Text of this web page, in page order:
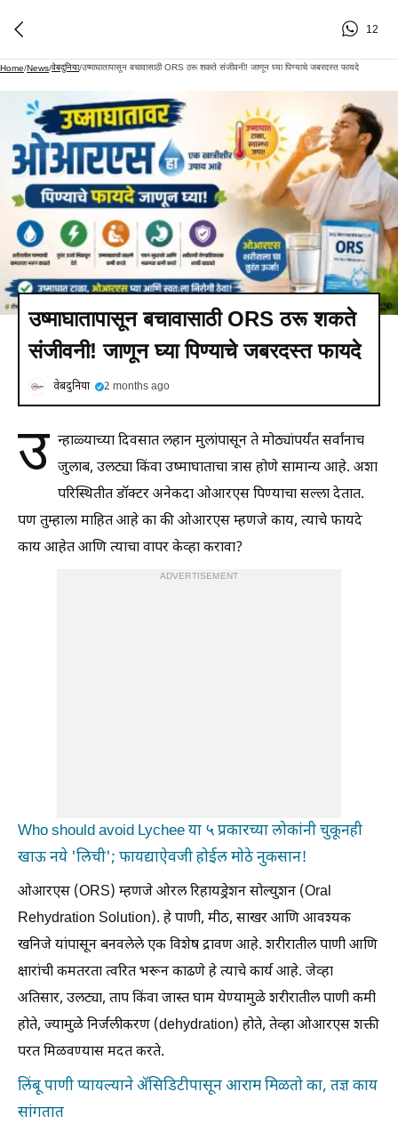
12
Home/News/वेबदुनिया/उष्माघातापासून बचावासाठी ORS ठरू शकते संजीवनी! जाणून घ्या पिण्याचे जबरदस्त फायदे
उष्माघातापासून बचावासाठी ORS ठरू शकते
संजीवनी! जाणून घ्या पिण्याचे जबरदस्त फायदे
वेबदुनिया 2 months ago
उ न्हाळ्याच्या दिवसात लहान मुलांपासून ते मोठ्यांपर्यंत सर्वांनाच
जुलाब, उलट्या किंवा उष्माघाताचा त्रास होणे सामान्य आहे. अशा
परिस्थितीत डॉक्टर अनेकदा ओआरएस पिण्याचा सल्ला देतात.
पण तुम्हाला माहित आहे का की ओआरएस म्हणजे काय, त्याचे फायदे
काय आहेत आणि त्याचा वापर केव्हा करावा?
ADVERTISEMENT
Who should avoid Lychee या ५ प्रकारच्या लोकांनी चुकूनही
खाऊ नये 'लिची'; फायद्याऐवजी होईल मोठे नुकसान!
ओआरएस (ORS) म्हणजे ओरल रिहायड्रेशन सोल्युशन (Oral
Rehydration Solution). हे पाणी, मीठ, साखर आणि आवश्यक
खनिजे यांपासून बनवलेले एक विशेष द्रावण आहे. शरीरातील पाणी आणि
क्षारांची कमतरता त्वरित भरून काढणे हे त्याचे कार्य आहे. जेव्हा
अतिसार, उलट्या, ताप किंवा जास्त घाम येण्यामुळे शरीरातील पाणी कमी
होते, ज्यामुळे निर्जलीकरण (dehydration) होते, तेव्हा ओआरएस शक्ती
परत मिळवण्यास मदत करते.
लिंबू पाणी प्यायल्याने ॲसिडिटीपासून आराम मिळतो का, तज्ञ काय
सांगतात